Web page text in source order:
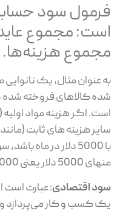
فرمول سود
است: مجموع
مجموع هزینه‌ها.
شده کالاهای فروخته شده
است. اگر هزینه مواد اولیه
سایر هزینه های ثابت
منهای 5000 دلار یعنی 5000 دلار خواهد بود.
سود اقتصادی: عبارت است
یک کسب و کار می‌پردازد